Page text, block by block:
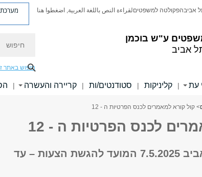
ע"ש בוכמן
אביב
אביבהפקולטה למשפטיםلقراءة النص باللغة العربية, اضغطوا هنا מערכת
חיפוש באתר
עת | קליניקות | סטודנטים/ות | קריירה והעשרה |
> קול קורא למאמרים לכנס הפרטיות ה - 12
לכנס הפרטיות ה - 12
באוניברסיטת תל אביב 7.5.2025 המועד להגשת הצעות – עד